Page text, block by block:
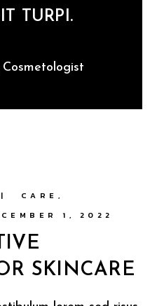
TURPI.
CARE
1, 2022
SKINCARE